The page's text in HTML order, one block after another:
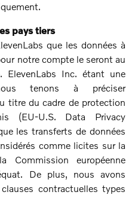
pays tiers
que les données à
notre compte le seront au
ElevenLabs Inc. étant une
tenons à préciser
titre du cadre de protection
(EU-U.S. Data Privacy
les transferts de données
comme licites sur la
européenne
De plus, nous avons
contractuelles types